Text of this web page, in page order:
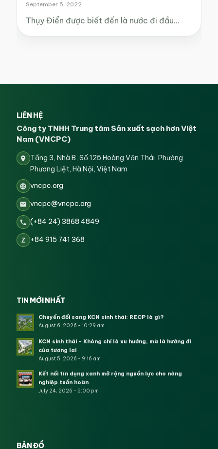
September 5, 2022
Thụy Điển được biết đến là nước đi đầu…
LIÊN HỆ
Công ty TNHH Trung tâm Sản xuất sạch hơn Việt
Nam (VNCPC)
Tầng 3, Nhà B, Số 125 Hoàng Văn Thái, Phường
Phương Liệt, Hà Nội, Việt Nam
vncpc.org
vncpc@vncpc.org
(+84 24) 3868 4849
Z +84 915 741 368
TIN MỚI NHẤT
Chuyển đổi sang KCN sinh thái: RECP là gì?
August 6, 2026 - 10:29 am
KCN sinh thái – Không chỉ là xu hướng, mà là hướng đi
của tương lai
August 5, 2026 - 9:16 am
Kết nối tín dụng xanh mở rộng nguồn lực cho nông
nghiệp tuần hoàn
July 24, 2026 - 5:00 pm
BẢN ĐỒ